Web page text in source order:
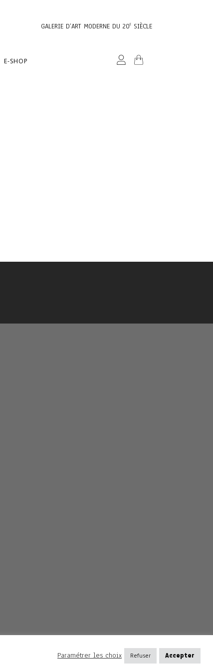
GALERIE D’ART MODERNE DU 20E SIÈCLE
E-SHOP
Paramétrer les choix Refuser Accepter